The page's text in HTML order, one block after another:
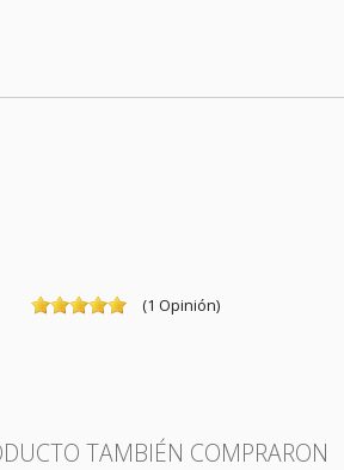
(1 Opinión)
TAMBIÉN COMPRARON